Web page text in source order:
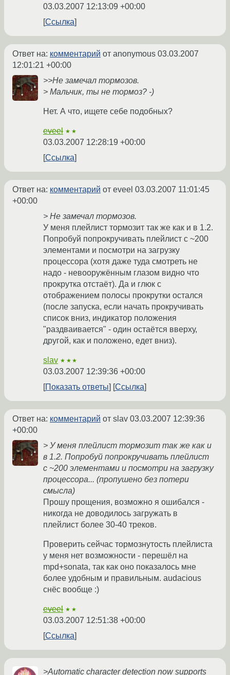
03.03.2007 12:13:09 +00:00
Ссылка
Ответ на: комментарий от anonymous 03.03.2007
12:01:21 +00:00
>>Не замечал тормозов.
> Мальчик, ты не тормоз? -)
Нет. А что, ищете себе подобных?
eveel ★★
03.03.2007 12:28:19 +00:00
Ссылка
Ответ на: комментарий от eveel 03.03.2007 11:01:45
+00:00
> Не замечал тормозов.
У меня плейлист тормозит так же как и в 1.2.
Попробуй попрокручивать плейлист с ~200
элементами и посмотри на загрузку
процессора (хотя даже туда смотреть не
надо - невооружённым глазом видно что
прокрутка отстаёт). Да и глюк с
отображением полосы прокрутки остался
(после запуска, если начать прокручивать
список вниз, индикатор положения
"раздваивается" - один остаётся вверху,
другой, как и положено, едет вниз).
slav ★★★
03.03.2007 12:39:36 +00:00
Показать ответы
Ссылка
Ответ на: комментарий от slav 03.03.2007 12:39:36
+00:00
> У меня плейлист тормозит так же как и
в 1.2. Попробуй попрокручивать плейлист
с ~200 элементами и посмотри на загрузку
процессора... (пропушено без потери
смысла)
Прошу прощения, возможно я ошибался -
никогда не доводилось загружать в
плейлист более 30-40 треков.
Проверить сейчас тормознутость плейлиста
у меня нет возможности - перешёл на
mpd+sonata, так как оно показалось мне
более удобным и правильным. audacious
снёс вообще :)
eveel ★★
03.03.2007 12:51:38 +00:00
Ссылка
>Automatic character detection now supports